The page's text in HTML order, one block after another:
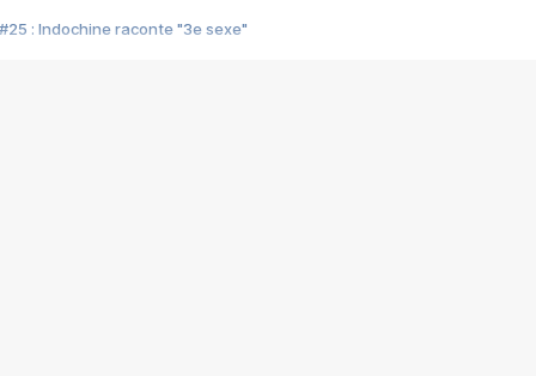
#25 : Indochine raconte "3e sexe"